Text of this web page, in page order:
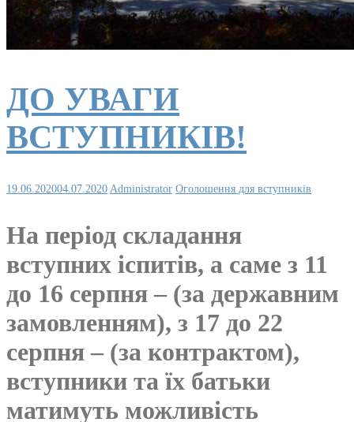
ДО УВАГИ
ВСТУПНИКІВ!
19.06.202004.07.2020 Administrator Оголошення для вступників
На період складання
вступних іспитів, а саме з 11
до 16 серпня – (за державним
замовленням), з 17 до 22
серпня – (за контрактом),
вступники та їх батьки
матимуть можливість